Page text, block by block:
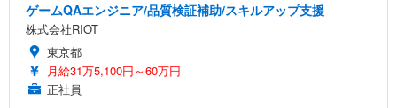
ゲームQAエンジニア/品質検証補助/スキルアップ支援
株式会社RIOT
東京都
月給31万5,100円～60万円
正社員